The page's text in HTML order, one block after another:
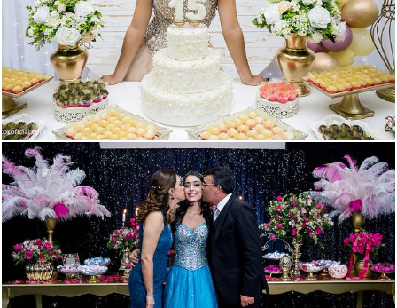
1611 711